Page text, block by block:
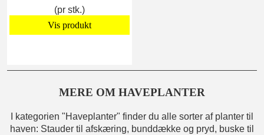
(pr stk.)
Vis produkt
MERE OM HAVEPLANTER
I kategorien "Haveplanter" finder du alle sorter af planter til
haven: Stauder til afskæring, bunddække og pryd, buske til